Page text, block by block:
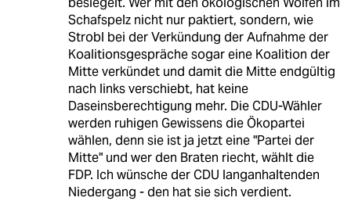
Schafspelz nicht nur paktiert, sondern, wie
Strobl bei der Verkündung der Aufnahme der
Koalitionsgespräche sogar eine Koalition der
Mitte verkündet und damit die Mitte endgültig
nach links verschiebt, hat keine
Daseinsberechtigung mehr. Die CDU-Wähler
werden ruhigen Gewissens die Ökopartei
wählen, denn sie ist ja jetzt eine "Partei der
Mitte" und wer den Braten riecht, wählt die
FDP. Ich wünsche der CDU langanhaltenden
Niedergang - den hat sie sich verdient.